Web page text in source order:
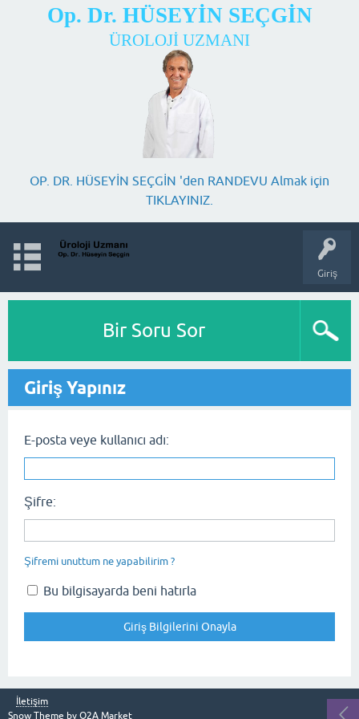
Op. Dr. HÜSEYİN SEÇGİN
ÜROLOJİ UZMANI
OP. DR. HÜSEYİN SEÇGİN 'den RANDEVU Almak için
TIKLAYINIZ.
Giriş
Bir Soru Sor
Giriş Yapınız
E-posta veye kullanıcı adı:
Şifre:
Şifremi unuttum ne yapabilirim ?
Bu bilgisayarda beni hatırla
İletişim
Snow Theme by Q2A Market